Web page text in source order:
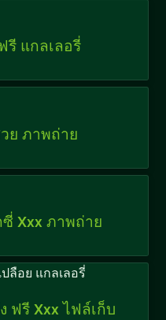
รี แกลเลอรี่
ย ภาพถ่าย
Xxx ภาพถ่าย
ฟรี Xxx ไฟล์เก็บ